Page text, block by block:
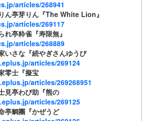
articles/268941
ん亭芽りん『The White Lion』
articles/269117
れ亭粋雀『寿限無』
articles/268889
いさな『続やぎさんゆうび
articles/269124
零士『擬宝
articles/269268951
見亭わび助『熊の
articles/269125
亭鯛團『かぜうど